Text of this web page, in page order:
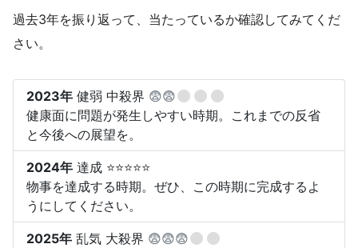
過去3年を振り返って、当たっているか確認してみてくだ
さい。
2023年 健弱 中殺界 😨😨
健康面に問題が発生しやすい時期。これまでの反省
と今後への展望を。
2024年 達成 ⭐⭐⭐⭐⭐
物事を達成する時期。ぜひ、この時期に完成するよ
うにしてください。
2025年 乱気 大殺界 😨😨😨